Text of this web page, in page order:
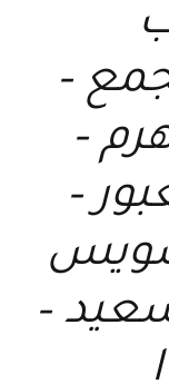
–
–
–
–